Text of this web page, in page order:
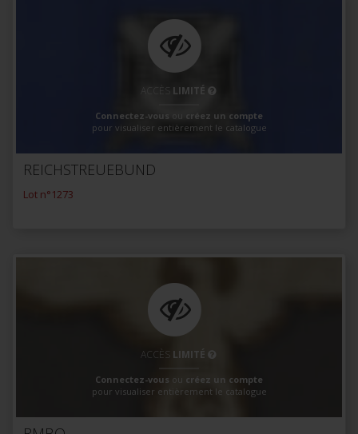
ACCÈS LIMITÉ
Connectez-vous
créez un compte
pour visualiser entièrement le catalogue
REICHSTREUEBUND
Lot n°1273
ACCÈS LIMITÉ
Connectez-vous ou créez un compte
pour visualiser entièrement le catalogue